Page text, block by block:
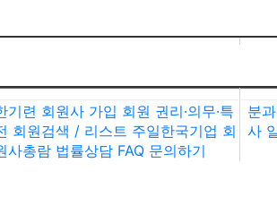
기련 회원사 가입 회원 권리·의무·특
회원검색 / 리스트 주일한국기업 회
사총람 법률상담 FAQ 문의하기
분
사